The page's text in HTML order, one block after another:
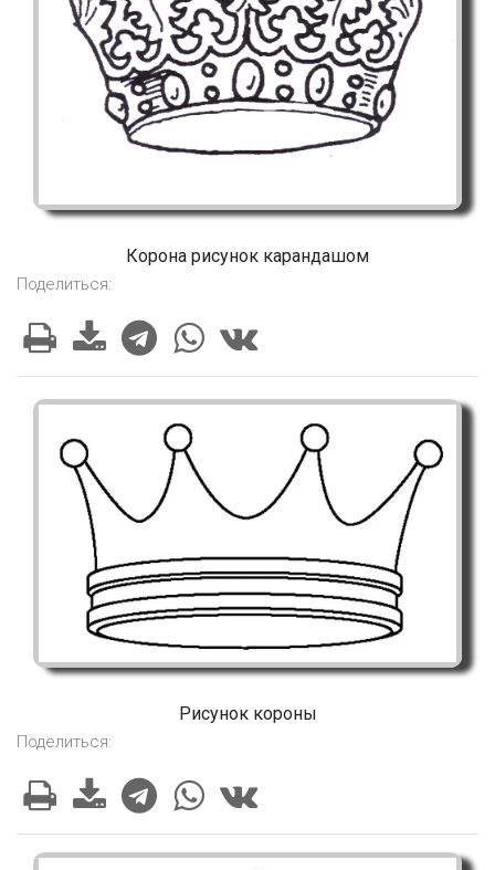
Корона рисунок карандашом
Поделиться:
Рисунок короны
Поделиться: